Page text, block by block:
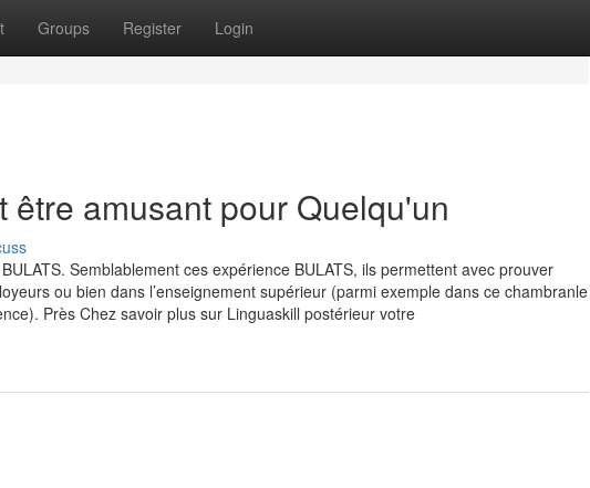
Groups Register Login
amusant pour Quelqu'un
Semblablement ces expérience BULATS, ils permettent avec prouver
ou bien dans l’enseignement supérieur (parmi exemple dans ce chambranle
Près Chez savoir plus sur Linguaskill postérieur votre